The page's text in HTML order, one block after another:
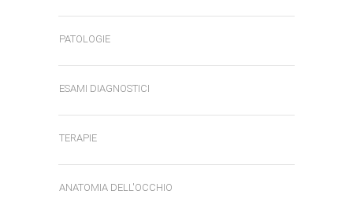
PATOLOGIE
ESAMI DIAGNOSTICI
TERAPIE
ANATOMIA DELL'OCCHIO